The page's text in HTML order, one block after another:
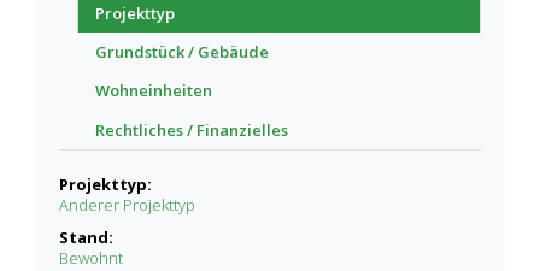
Projekttyp
Grundstück / Gebäude
Wohneinheiten
Rechtliches / Finanzielles
Projekttyp:
Anderer Projekttyp
Stand:
Bewohnt